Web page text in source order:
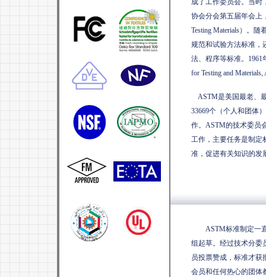
成了工作委员会。当时
协会分会第五届年会上
Testing Materials）。随
规范和试验方法标准，
法、程序等标准。 1961
for Testing and
ASTM是美国最老、
33669个（个人和团体
作。 ASTM的技术委员
工作，主要任务是制定
准，促进有关知识的发
ASTM标准制定一
组起草。经过技术分委
员投票赞成，标准才
会员和任何热心的团体